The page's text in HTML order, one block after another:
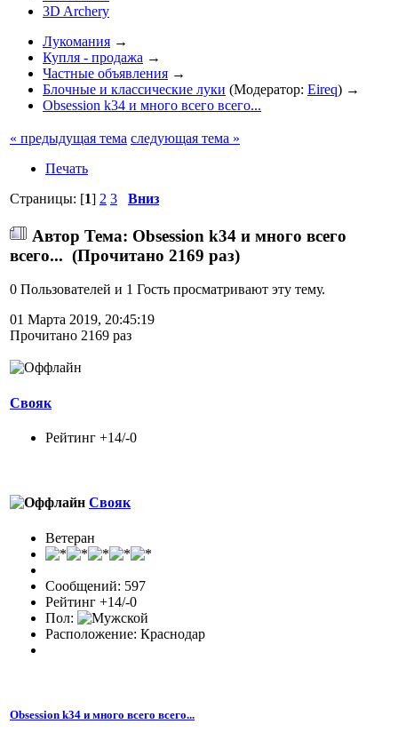
3D Archery
Лукомания →
Купля - продажа →
Частные объявления →
Блочные и классические луки (Модератор: Eireq) →
Obsession k34 и много всего всего...
« предыдущая тема следующая тема »
Печать
Страницы: [1] 2 3 Вниз
Автор Тема: Obsession k34 и много всего
всего... (Прочитано 2169 раз)
0 Пользователей и 1 Гость просматривают эту тему.
01 Марта 2019, 20:45:19
Прочитано 2169 раз
Свояк
Рейтинг +14/-0
Свояк
Ветеран
Сообщений: 597
Рейтинг +14/-0
Пол:
Расположение: Краснодар
Obsession k34 и много всего всего...